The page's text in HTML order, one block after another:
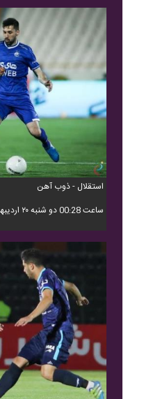
استقلال - ذوب آهن
ساعت 00:28 دو شنبه ۲۰ اردیبهشت ۱۴۰۰